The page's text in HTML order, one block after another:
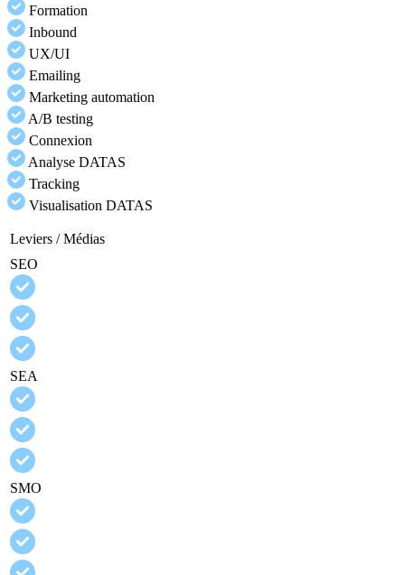
Formation
Inbound
UX/UI
Emailing
Marketing automation
A/B testing
Connexion
Analyse DATAS
Tracking
Visualisation DATAS
Leviers / Médias
SEO
SEA
SMO